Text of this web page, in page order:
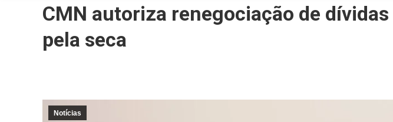
CMN autoriza renegociação de
pela seca
Notícias